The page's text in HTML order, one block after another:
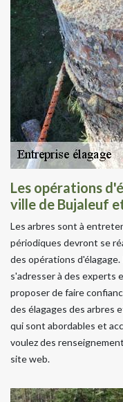
Les opérations
ville de Bujaleuf
Les arbres sont à
périodiques devront se
des opérations
s'adresser à des experts
proposer de faire
des élagages des arbres
qui sont abordables et
voulez des
site web.